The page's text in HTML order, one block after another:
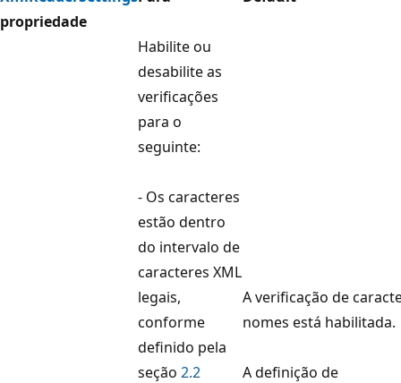
propriedade
Habilite ou
desabilite as
verificações
para o
seguinte:
- Os caracteres
estão dentro
do intervalo de
caracteres XML
legais,
conforme
definido pela
seção 2.2
A verificação de
nomes está habilitada.
A definição de